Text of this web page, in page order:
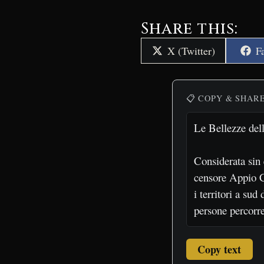
Share this:
Share
on
X (Twitter)
📋 COPY &
Copy text